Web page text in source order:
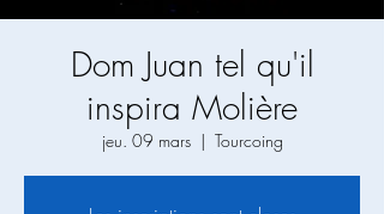
Dom Juan tel qu'il
inspira Molière
jeu. 09 mars
  |
Tourcoing